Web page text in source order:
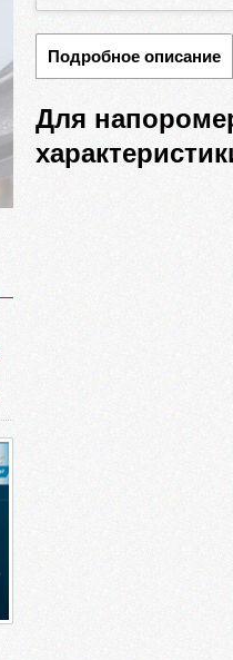
Подробное описание
Для